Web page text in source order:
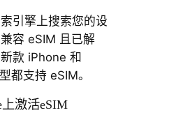
引擎上搜索您的设
容 eSIM 且已解
款 iPhone 和
都支持 eSIM。
上激活eSIM